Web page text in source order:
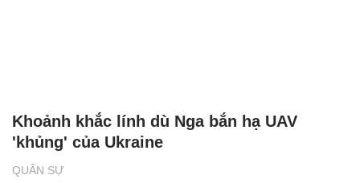
QUÂN SỰ
Khoảnh khắc lính dù Nga bắn hạ UAV
'khủng' của Ukraine